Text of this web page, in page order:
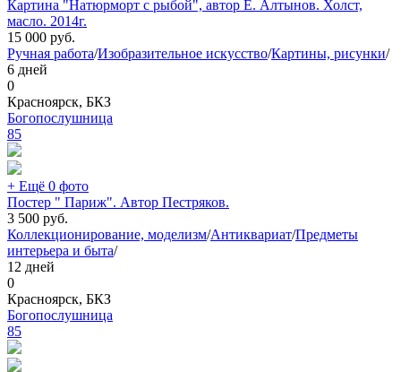
Картина "Натюрморт с рыбой", автор Е. Алтынов. Холст,
масло. 2014г.
15 000 руб.
Ручная работа/Изобразительное искусство/Картины, рисунки/
6 дней
0
Красноярск, БКЗ
Богопослушница
85
+ Ещё 0 фото
Постер " Париж". Автор Пестряков.
3 500 руб.
Коллекционирование, моделизм/Антиквариат/Предметы
интерьера и быта/
12 дней
0
Красноярск, БКЗ
Богопослушница
85